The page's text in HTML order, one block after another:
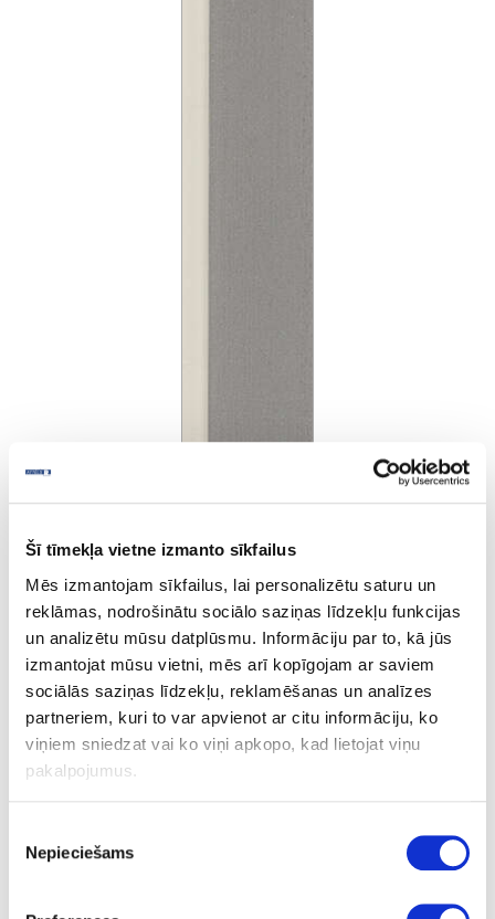
Šī tīmekļa vietne izmanto sīkfailus
Mēs izmantojam sīkfailus, lai personalizētu saturu un
reklāmas, nodrošinātu sociālo saziņas līdzekļu funkcijas
un analizētu mūsu datplūsmu. Informāciju par to, kā jūs
izmantojat mūsu vietni, mēs arī kopīgojam ar saviem
sociālās saziņas līdzekļu, reklamēšanas un analīzes
partneriem, kuri to var apvienot ar citu informāciju, ko
viņiem sniedzat vai ko viņi apkopo, kad lietojat viņu
pakalpojumus.
izvēle
Nepieciešams
Cream Steel
Ask question
Share product link